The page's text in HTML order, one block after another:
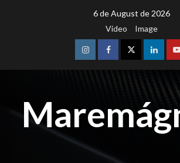
6 de August de 2026
Video
Image
InstagramFacebookTwitter